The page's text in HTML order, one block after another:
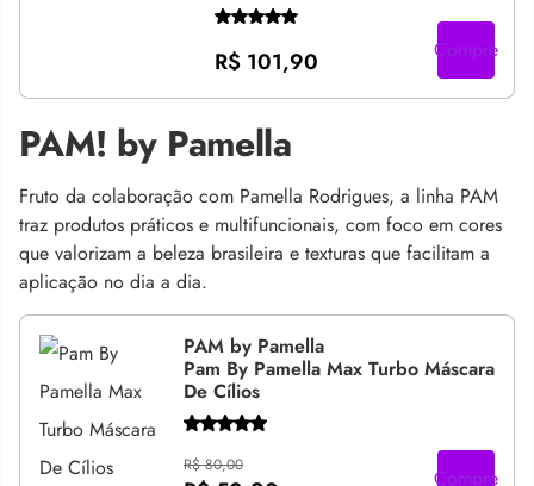
R$ 101,90 Compre
PAM! by Pamella
Fruto da colaboração com Pamella Rodrigues, a linha PAM
traz produtos práticos e multifuncionais, com foco em cores
que valorizam a beleza brasileira e texturas que facilitam a
aplicação no dia a dia.
PAM by Pamella
Pam By Pamella Max Turbo Máscara
De Cílios
R$ 80,00 Compre